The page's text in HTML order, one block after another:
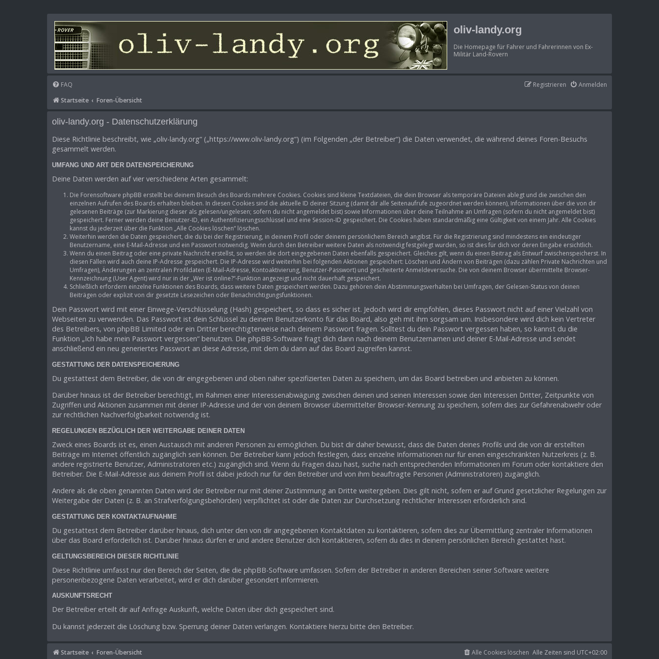
oliv-landy.org
Die Homepage für Fahrer und Fahrerinnen von Ex-
Militär Land-Rovern
FAQ Anmelden
Registrieren
Startseite
Foren-Übersicht
oliv-landy.org - Datenschutzerklärung
Diese Richtlinie beschreibt, wie „oliv-landy.org“ („https://www.oliv-landy.org“) (im Folgenden „der Betreiber“) die Daten verwendet, die während deines Foren-Besuchs
gesammelt werden.
UMFANG UND ART DER DATENSPEICHERUNG
Deine Daten werden auf vier verschiedene Arten gesammelt:
Die Forensoftware phpBB erstellt bei deinem Besuch des Boards mehrere Cookies. Cookies sind kleine Textdateien, die dein Browser als temporäre Dateien ablegt und die zwischen den
einzelnen Aufrufen des Boards erhalten bleiben. In diesen Cookies sind die aktuelle ID deiner Sitzung (damit dir alle Seitenaufrufe zugeordnet werden können), Informationen über die von dir
gelesenen Beiträge (zur Markierung dieser als gelesen/ungelesen; sofern du nicht angemeldet bist) sowie Informationen über deine Teilnahme an Umfragen (sofern du nicht angemeldet bist)
gespeichert. Ferner werden deine Benutzer-ID, ein Authentifizierungsschlüssel und eine Session-ID gespeichert. Die Cookies haben standardmäßig eine Gültigkeit von einem Jahr. Alle Cookies
kannst du jederzeit über die Funktion „Alle Cookies löschen“ löschen.
Weiterhin werden die Daten gespeichert, die du bei der Registrierung, in deinem Profil oder deinem persönlichem Bereich angibst. Für die Registrierung sind mindestens ein eindeutiger
Benutzername, eine E-Mail-Adresse und ein Passwort notwendig. Wenn durch den Betreiber weitere Daten als notwendig festgelegt wurden, so ist dies für dich vor deren Eingabe ersichtlich.
Wenn du einen Beitrag oder eine private Nachricht erstellst, so werden die dort eingegebenen Daten ebenfalls gespeichert. Gleiches gilt, wenn du einen Beitrag als Entwurf zwischenspeicherst. In
diesen Fällen wird auch deine IP-Adresse gespeichert. Die IP-Adresse wird weiterhin bei folgenden Aktionen gespeichert: Löschen und Ändern von Beiträgen (dazu zählen Private Nachrichten und
Umfragen), Änderungen an zentralen Profildaten (E-Mail-Adresse, Kontoaktivierung, Benutzer-Passwort) und gescheiterte Anmeldeversuche. Die von deinem Browser übermittelte Browser-
Kennzeichnung (User Agent) wird nur in der „Wer ist online?“-Funktion angezeigt und nicht dauerhaft gespeichert.
Schließlich erfordern einzelne Funktionen des Boards, dass weitere Daten gespeichert werden. Dazu gehören dein Abstimmungsverhalten bei Umfragen, der Gelesen-Status von deinen
Beiträgen oder explizit von dir gesetzte Lesezeichen oder Benachrichtigungsfunktionen.
Dein Passwort wird mit einer Einwege-Verschlüsselung (Hash) gespeichert, so dass es sicher ist. Jedoch wird dir empfohlen, dieses Passwort nicht auf einer Vielzahl von
Webseiten zu verwenden. Das Passwort ist dein Schlüssel zu deinem Benutzerkonto für das Board, also geh mit ihm sorgsam um. Insbesondere wird dich kein Vertreter
des Betreibers, von phpBB Limited oder ein Dritter berechtigterweise nach deinem Passwort fragen. Solltest du dein Passwort vergessen haben, so kannst du die
Funktion „Ich habe mein Passwort vergessen“ benutzen. Die phpBB-Software fragt dich dann nach deinem Benutzernamen und deiner E-Mail-Adresse und sendet
anschließend ein neu generiertes Passwort an diese Adresse, mit dem du dann auf das Board zugreifen kannst.
GESTATTUNG DER DATENSPEICHERUNG
Du gestattest dem Betreiber, die von dir eingegebenen und oben näher spezifizierten Daten zu speichern, um das Board betreiben und anbieten zu können.
Darüber hinaus ist der Betreiber berechtigt, im Rahmen einer Interessenabwägung zwischen deinen und seinen Interessen sowie den Interessen Dritter, Zeitpunkte von
Zugriffen und Aktionen zusammen mit deiner IP-Adresse und der von deinem Browser übermittelter Browser-Kennung zu speichern, sofern dies zur Gefahrenabwehr oder
zur rechtlichen Nachverfolgbarkeit notwendig ist.
REGELUNGEN BEZÜGLICH DER WEITERGABE DEINER DATEN
Zweck eines Boards ist es, einen Austausch mit anderen Personen zu ermöglichen. Du bist dir daher bewusst, dass die Daten deines Profils und die von dir erstellten
Beiträge im Internet öffentlich zugänglich sein können. Der Betreiber kann jedoch festlegen, dass einzelne Informationen nur für einen eingeschränkten Nutzerkreis (z. B.
andere registrierte Benutzer, Administratoren etc.) zugänglich sind. Wenn du Fragen dazu hast, suche nach entsprechenden Informationen im Forum oder kontaktiere den
Betreiber. Die E-Mail-Adresse aus deinem Profil ist dabei jedoch nur für den Betreiber und von ihm beauftragte Personen (Administratoren) zugänglich.
Andere als die oben genannten Daten wird der Betreiber nur mit deiner Zustimmung an Dritte weitergeben. Dies gilt nicht, sofern er auf Grund gesetzlicher Regelungen zur
Weitergabe der Daten (z. B. an Strafverfolgungsbehörden) verpflichtet ist oder die Daten zur Durchsetzung rechtlicher Interessen erforderlich sind.
GESTATTUNG DER KONTAKTAUFNAHME
Du gestattest dem Betreiber darüber hinaus, dich unter den von dir angegebenen Kontaktdaten zu kontaktieren, sofern dies zur Übermittlung zentraler Informationen
über das Board erforderlich ist. Darüber hinaus dürfen er und andere Benutzer dich kontaktieren, sofern du dies in deinem persönlichen Bereich gestattet hast.
GELTUNGSBEREICH DIESER RICHTLINIE
Diese Richtlinie umfasst nur den Bereich der Seiten, die die phpBB-Software umfassen. Sofern der Betreiber in anderen Bereichen seiner Software weitere
personenbezogene Daten verarbeitet, wird er dich darüber gesondert informieren.
AUSKUNFTSRECHT
Der Betreiber erteilt dir auf Anfrage Auskunft, welche Daten über dich gespeichert sind.
Du kannst jederzeit die Löschung bzw. Sperrung deiner Daten verlangen. Kontaktiere hierzu bitte den Betreiber.
Startseite Foren-Übersicht Alle Zeiten sind UTC+02:00
Alle Cookies löschen